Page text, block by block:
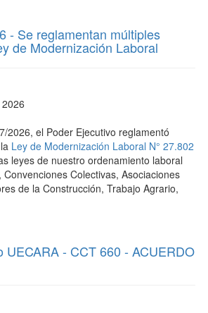
- Se reglamentan múltiples
de Modernización Laboral
2026, el Poder Ejecutivo reglamentó
Ley de Modernización Laboral N° 27.802
leyes de nuestro ordenamiento laboral
Colectivas, Asociaciones
de la Construcción, Trabajo Agrario,
UECARA - CCT 660 - ACUERDO